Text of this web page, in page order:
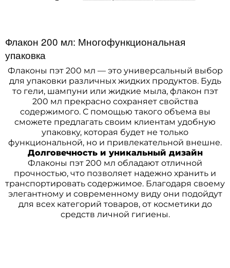
Флакон 200 мл: Многофункциональная
упаковка
Флаконы пэт 200 мл — это универсальный выбор
для упаковки различных жидких продуктов. Будь
то гели, шампуни или жидкие мыла, флакон пэт
200 мл прекрасно сохраняет свойства
содержимого. С помощью такого объема вы
сможете предлагать своим клиентам удобную
упаковку, которая будет не только
функциональной, но и привлекательной внешне.
Долговечность и уникальный дизайн
Флаконы пэт 200 мл обладают отличной
прочностью, что позволяет надежно хранить и
транспортировать содержимое. Благодаря своему
элегантному и современному виду они подойдут
для всех категорий товаров, от косметики до
средств личной гигиены.